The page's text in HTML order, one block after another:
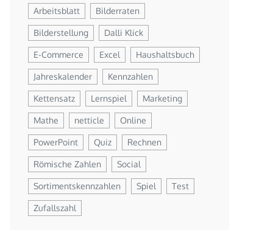
Arbeitsblatt Bilderraten
Bilderstellung Dalli Klick
E-Commerce Excel Haushaltsbuch
Jahreskalender Kennzahlen
Kettensatz Lernspiel Marketing
Mathe netticle Online
PowerPoint Quiz Rechnen
Römische Zahlen Social
Sortimentskennzahlen Spiel Test
Zufallszahl